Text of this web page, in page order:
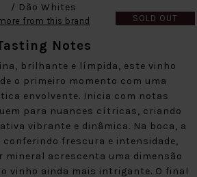
SOLD OUT
/ Dão Whites
from this brand
Notes
brilhante e límpida, este vinho
o primeiro momento com uma
envolvente. Inicia com notas
para nuances cítricas, criando
vibrante e dinâmica. Na boca, a
conferindo frescura e intensidade,
mineral acrescenta uma dimensão
vinho ainda mais intrigante. O final